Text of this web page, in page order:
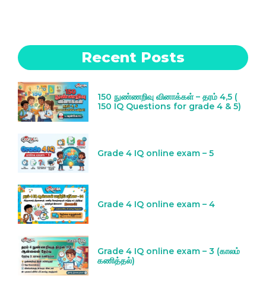
Recent Posts
150 நுண்ணறிவு வினாக்கள் – தரம் 4,5 (
150 IQ Questions for grade 4 & 5)
Grade 4 IQ online exam – 5
Grade 4 IQ online exam – 4
Grade 4 IQ online exam – 3 (காலம்
கணித்தல்)